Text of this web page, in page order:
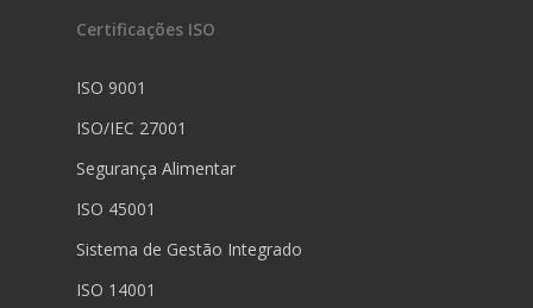
Certificações ISO
ISO 9001
ISO/IEC 27001
Segurança Alimentar
ISO 45001
Sistema de Gestão Integrado
ISO 14001